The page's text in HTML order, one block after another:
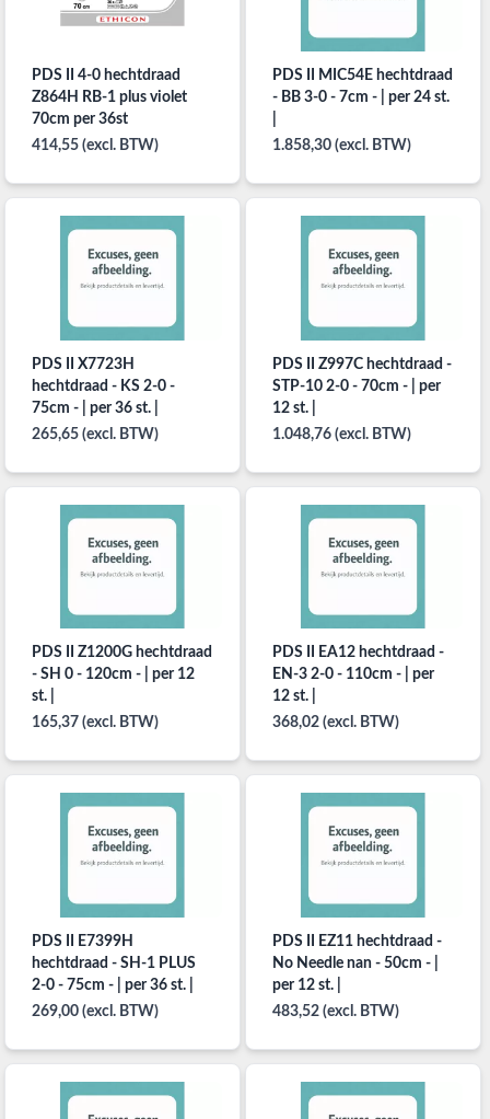
PDS II 4-0 hechtdraad
Z864H RB-1 plus violet
70cm per 36st
414,55 (excl. BTW)
PDS II MIC54E hechtdraad
- BB 3-0 - 7cm - | per 24 st.
1.858,30 (excl. BTW)
PDS II X7723H
hechtdraad - KS 2-0 -
75cm - | per 36 st. |
265,65 (excl. BTW)
PDS II Z997C hechtdraad -
STP-10 2-0 - 70cm - | per
12 st. |
1.048,76 (excl. BTW)
PDS II Z1200G hechtdraad
- SH 0 - 120cm - | per 12
st. |
165,37 (excl. BTW)
PDS II EA12 hechtdraad -
EN-3 2-0 - 110cm - | per
12 st. |
368,02 (excl. BTW)
PDS II E7399H
hechtdraad - SH-1 PLUS
2-0 - 75cm - | per 36 st. |
269,00 (excl. BTW)
PDS II EZ11 hechtdraad -
No Needle nan - 50cm - |
per 12 st. |
483,52 (excl. BTW)